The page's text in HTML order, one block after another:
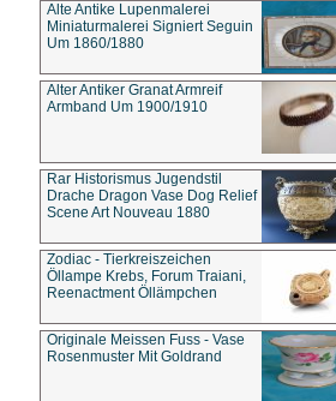
Alte Antike Lupenmalerei
Miniaturmalerei Signiert Seguin
Um 1860/1880
Alter Antiker Granat Armreif
Armband Um 1900/1910
Rar Historismus Jugendstil
Drache Dragon Vase Dog Relief
Scene Art Nouveau 1880
Zodiac - Tierkreiszeichen
Öllampe Krebs, Forum Traiani,
Reenactment Öllämpchen
Originale Meissen Fuss - Vase
Rosenmuster Mit Goldrand